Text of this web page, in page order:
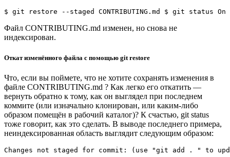
$ git restore --staged CONTRIBUTING.md $ git status
Файл CONTRIBUTING.md изменен, но снова не
индексирован.
Откат изменённого файла с помощью git restore
Что, если вы поймете, что не хотите сохранять изменения в
файле CONTRIBUTING.md ? Как легко его откатить —
вернуть обратно к тому, как он выглядел при последнем
коммите (или изначально клонирован, или каким-либо
образом помещён в рабочий каталог)? К счастью, git status
тоже говорит, как это сделать. В выводе последнего примера,
неиндексированная область выглядит следующим образом:
Changes not staged for commit: (use "git add . " to